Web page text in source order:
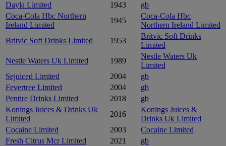
Dayla Limited
1943
gb
Coca-Cola Hbc Northern
Ireland Limited
1945
Coca-Cola Hbc
Northern Ireland Limited
Britvic Soft Drinks Limited
1953
Britvic Soft Drinks
Limited
Nestle Waters Uk Limited
1989
Nestle Waters Uk
Limited
Sejuiced Limited
2004
gb
Fevertree Limited
2004
gb
Pentire Drinks Limited
2018
gb
Konings Juices & Drinks Uk
Limited
2016
Konings Juices &
Drinks Uk Limited
Cocaine Limited
2003
Cocaine Limited
Fresh Citrus Mcr Limited
2021
gb